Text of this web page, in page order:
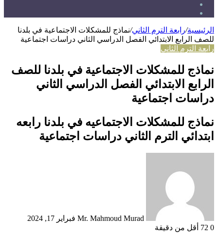
الرئيسية/رابعة الترم الثاني/نماذج للمشكلات الاجتماعية في بلدنا
للصف الرابع الابتدائي الفصل الدراسي الثاني دراسات اجتماعية
رابعة الترم الثاني
نماذج للمشكلات الاجتماعية في بلدنا للصف
الرابع الابتدائي الفصل الدراسي الثاني
دراسات اجتماعية
نماذج للمشكلات الاجتماعيه في بلدنا رابعه
ابتدائي الترم الثاني دراسات اجتماعية
Mr. Mahmoud Murad فبراير 17, 2024
0
أقل من دقيقة